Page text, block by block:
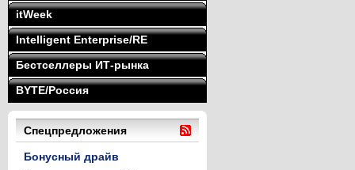
itWeek
Intelligent Enterprise/RE
Бестселлеры ИТ-рынка
BYTE/Россия
Спецпредложения
Бонусный драйв